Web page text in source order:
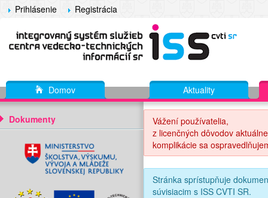
Prihlásenie Registrácia
Domov Aktuality
Dokumenty
Vážení používatelia,
z licenčných dôvodov
komplikácie sa
Stránka sprístupňuje
súvisiacim s ISS CVTI SR.